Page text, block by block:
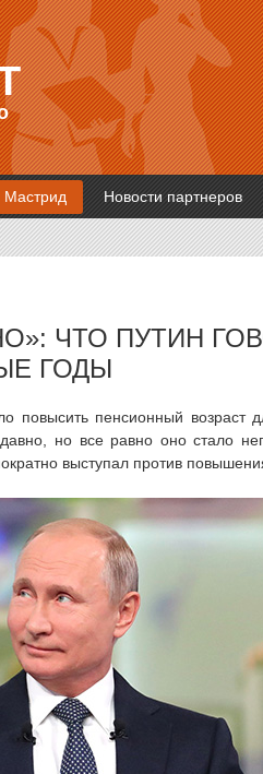
Мастрид Новости партнеров
ЧТО ПУТИН
ГОДЫ
повысить пенсионный
но все равно оно стало
выступал против